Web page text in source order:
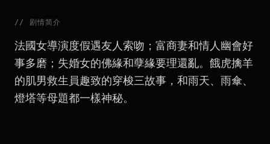
// 剧情简介
法國女導演度假遇友人索吻；富商妻和情人幽會好
事多磨；失婚女的佛緣和孽緣要理還亂。餓虎擒羊
的肌男救生員趣致的穿梭三故事，和雨天、雨傘、
燈塔等母題都一樣神秘。